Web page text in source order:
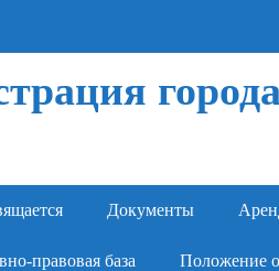
Документы
правовая база Положение